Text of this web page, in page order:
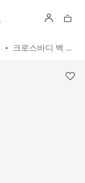
크로스바디 백 스몰